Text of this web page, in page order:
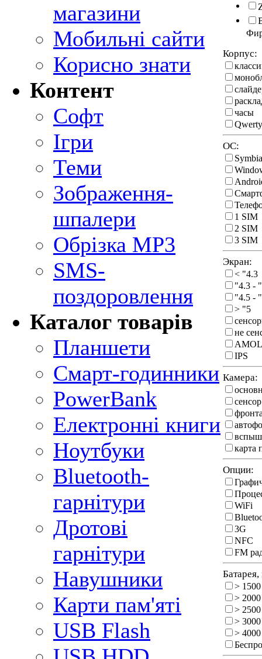
магазини
Мобильні сайти
Корисно знати
Контент
Софт
Ігри
Теми
Зображення-
шпалери
Обрізка MP3
SMS-
поздоровлення
Каталог товарів
Планшети
Смарт-годинники
PowerBank
Електронні книги
Ноутбуки
Bluetooth-
гарнітури
Дротові
гарнітури
Навушники
Карти пам'яті
USB Flash
Корпус:
часы
ОС:
1 SIM
2 SIM
3 SIM
Экран:
< "4.3
"4.3 -
"4.5 -
> "5
не
IPS
Камера:
карта
Опции:
WiFi
3G
NFC
FM
> 1500
> 2000
> 2500
> 3000
> 4000